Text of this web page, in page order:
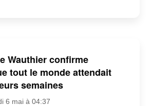
Wauthier confirme
tout le monde attendait
semaines
6 mai à 04:37